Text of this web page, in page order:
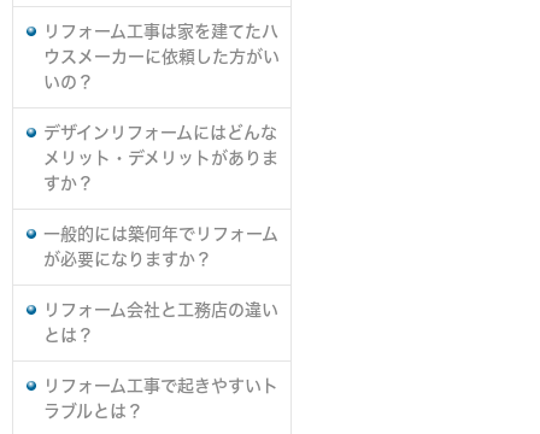
リフォーム工事は家を建てたハ
ウスメーカーに依頼した方がい
いの？
デザインリフォームにはどんな
メリット・デメリットがありま
すか？
一般的には築何年でリフォーム
が必要になりますか？
リフォーム会社と工務店の違い
とは？
リフォーム工事で起きやすいト
ラブルとは？